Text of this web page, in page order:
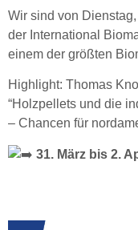
Wir sind von
der International
einem der größten
Highlight: Thomas
“Holzpellets und die
– Chancen für
31. März bis 2.